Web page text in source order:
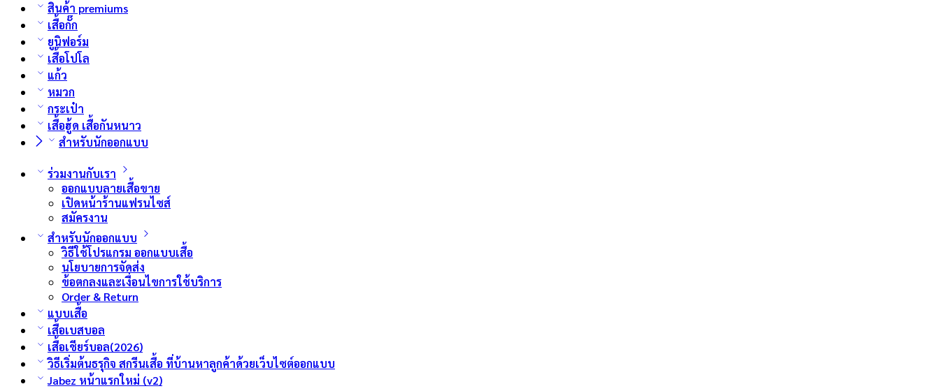
สินค้า premiums
เสื้อกั๊ก
ยูนิฟอร์ม
เสื้อโปโล
แก้ว
หมวก
กระเป๋า
เสื้อฮู้ด เสื้อกันหนาว
สำหรับนักออกแบบ
ร่วมงานกับเรา
ออกแบบลายเสื้อขาย
เปิดหน้าร้านแฟรนไซส์
สมัครงาน
สำหรับนักออกแบบ
วิธีใช้โปรแกรม ออกแบบเสื้อ
นโยบายการจัดส่ง
ข้อตกลงและเงื่อนไขการใช้บริการ
Order & Return
แบบเสื้อ
เสื้อเบสบอล
เสื้อเชียร์บอล(2026)
วิธีเริ่มต้นธรุกิจ สกรีนเสื้อ ที่บ้านหาลูกค้าด้วยเว็บไซต์ออกแบบ
Jabez หน้าแรกใหม่ (v2)